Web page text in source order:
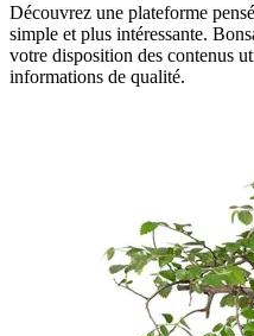
Découvrez une plateforme
simple et plus intéressante.
votre disposition des contenus
informations de qualité.